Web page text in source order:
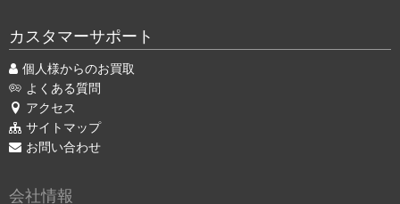
カスタマーサポート
個人様からのお買取
よくある質問
アクセス
サイトマップ
お問い合わせ
会社情報